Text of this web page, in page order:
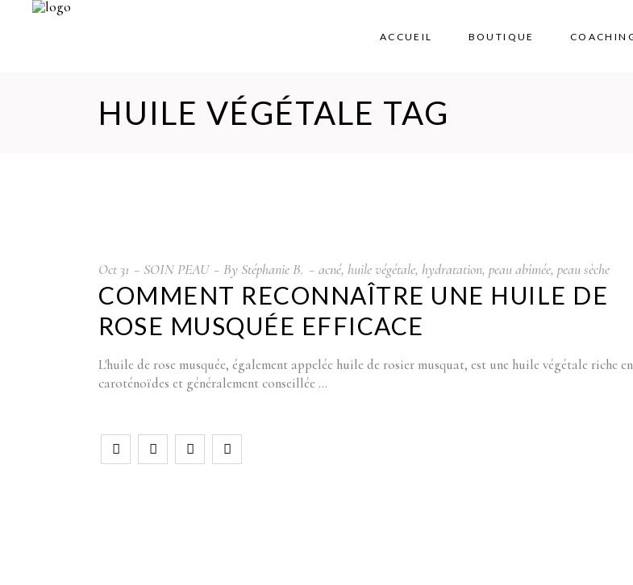
ACCUEIL BOUTIQUE
HUILE VÉGÉTALE TAG
Oct 31 SOIN PEAU By Stéphanie B. acné, huile végétale, hydratation, peau abîmée, peau sèche
COMMENT RECONNAÎTRE UNE HUILE DE
ROSE MUSQUÉE EFFICACE
L'huile de rose musquée, également appelée huile de rosier musquat, est une huile végétale riche en
caroténoïdes et généralement conseillée